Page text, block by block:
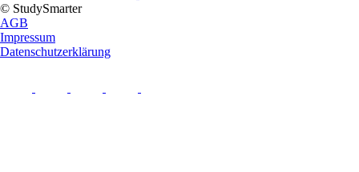
© StudySmarter
AGB
Impressum
Datenschutzerklärung